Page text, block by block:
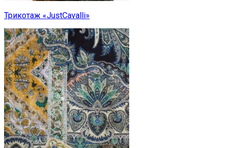
Трикотаж «JustCavalli»